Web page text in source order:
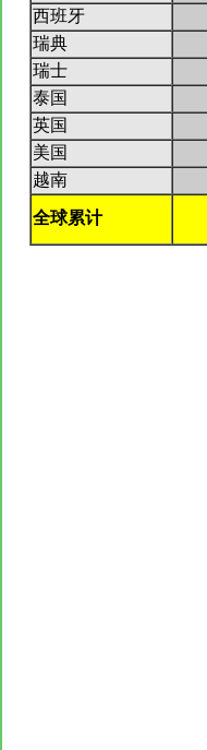
西班牙
瑞典
瑞士
泰国
英国
美国
越南
全球累计